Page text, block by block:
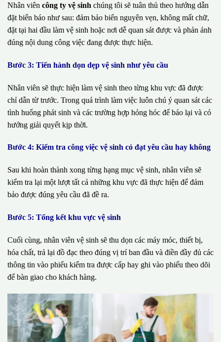
Nhân viên công ty vệ sinh chúng tôi sẽ tuân thủ theo hướng dẫn
đặt biển báo như sau: đảm bảo biển nguyên vẹn, không mất chữ,
đặt tại hai đầu làm vệ sinh hoặc nơi dễ quan sát được và phản ánh
đúng nội dung công việc đang được thực hiện.
Bước 3: Tiến hành dọn dẹp vệ sinh như yêu cầu
Nhân viên sẽ thực hiện làm vệ sinh theo từng khu vực đã được
chỉ dẫn từ trước. Trong quá trình làm việc luôn chú ý quan sát các
tình huống phát sinh và các trường hợp hỏng hóc để báo lại và có
hướng giải quyết kịp thời.
Bước 4: Kiểm tra công việc vệ sinh có đạt yêu cầu hay không
Sau khi hoàn thành xong từng hạng mục vệ sinh, nhân viên sẽ
kiểm tra lại một lượt tất cả những khu vực đã thực hiện để đảm
bảo được đúng yêu cầu đã đề ra.
Bước 5: Tổng kết khu vực vệ sinh
Cuối cùng, nhân viên vệ sinh sẽ thu dọn các máy móc, thiết bị,
hóa chất, trả lại đồ đạc theo đúng vị trí ban đầu và điền đầy đủ các
thông tin vào phiếu kiểm tra được cấp hay ghi vào phiếu theo dõi
để bàn giao cho khách hàng.